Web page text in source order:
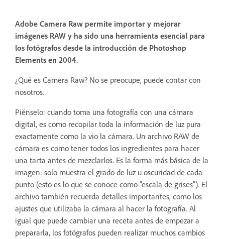
Adobe Camera Raw permite importar y mejorar
imágenes RAW y ha sido una herramienta esencial para
los fotógrafos desde la introducción de Photoshop
Elements en 2004.
¿Qué es Camera Raw? No se preocupe, puede contar con
nosotros.
Piénselo: cuando toma una fotografía con una cámara
digital, es como recopilar toda la información de luz pura
exactamente como la vio la cámara. Un archivo RAW de
cámara es como tener todos los ingredientes para hacer
una tarta antes de mezclarlos. Es la forma más básica de la
imagen: solo muestra el grado de luz u oscuridad de cada
punto (esto es lo que se conoce como "escala de grises"). El
archivo también recuerda detalles importantes, como los
ajustes que utilizaba la cámara al hacer la fotografía. Al
igual que puede cambiar una receta antes de empezar a
prepararla, los fotógrafos pueden realizar muchos cambios